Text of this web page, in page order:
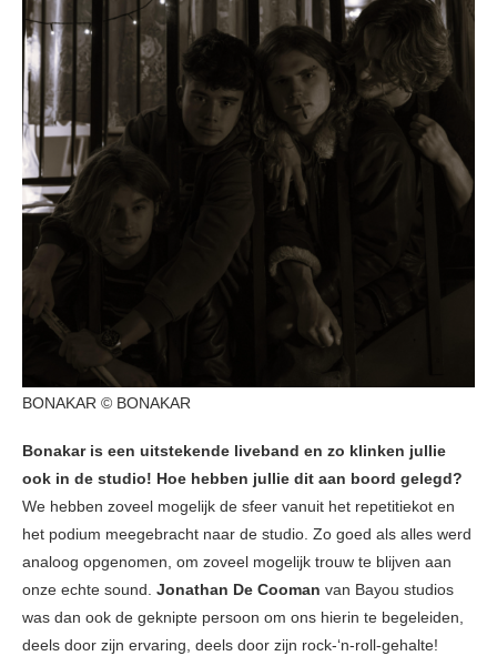
BONAKAR © BONAKAR
Bonakar is een uitstekende liveband en zo klinken jullie
ook in de studio! Hoe hebben jullie dit aan boord gelegd?
We hebben zoveel mogelijk de sfeer vanuit het repetitiekot en
het podium meegebracht naar de studio. Zo goed als alles werd
analoog opgenomen, om zoveel mogelijk trouw te blijven aan
onze echte sound. Jonathan De Cooman van Bayou studios
was dan ook de geknipte persoon om ons hierin te begeleiden,
deels door zijn ervaring, deels door zijn rock-‘n-roll-gehalte!